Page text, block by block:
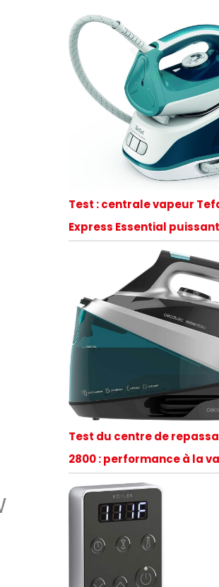
Test : centrale vapeur
Express Essential
Test du centre de
2800 : performance à la